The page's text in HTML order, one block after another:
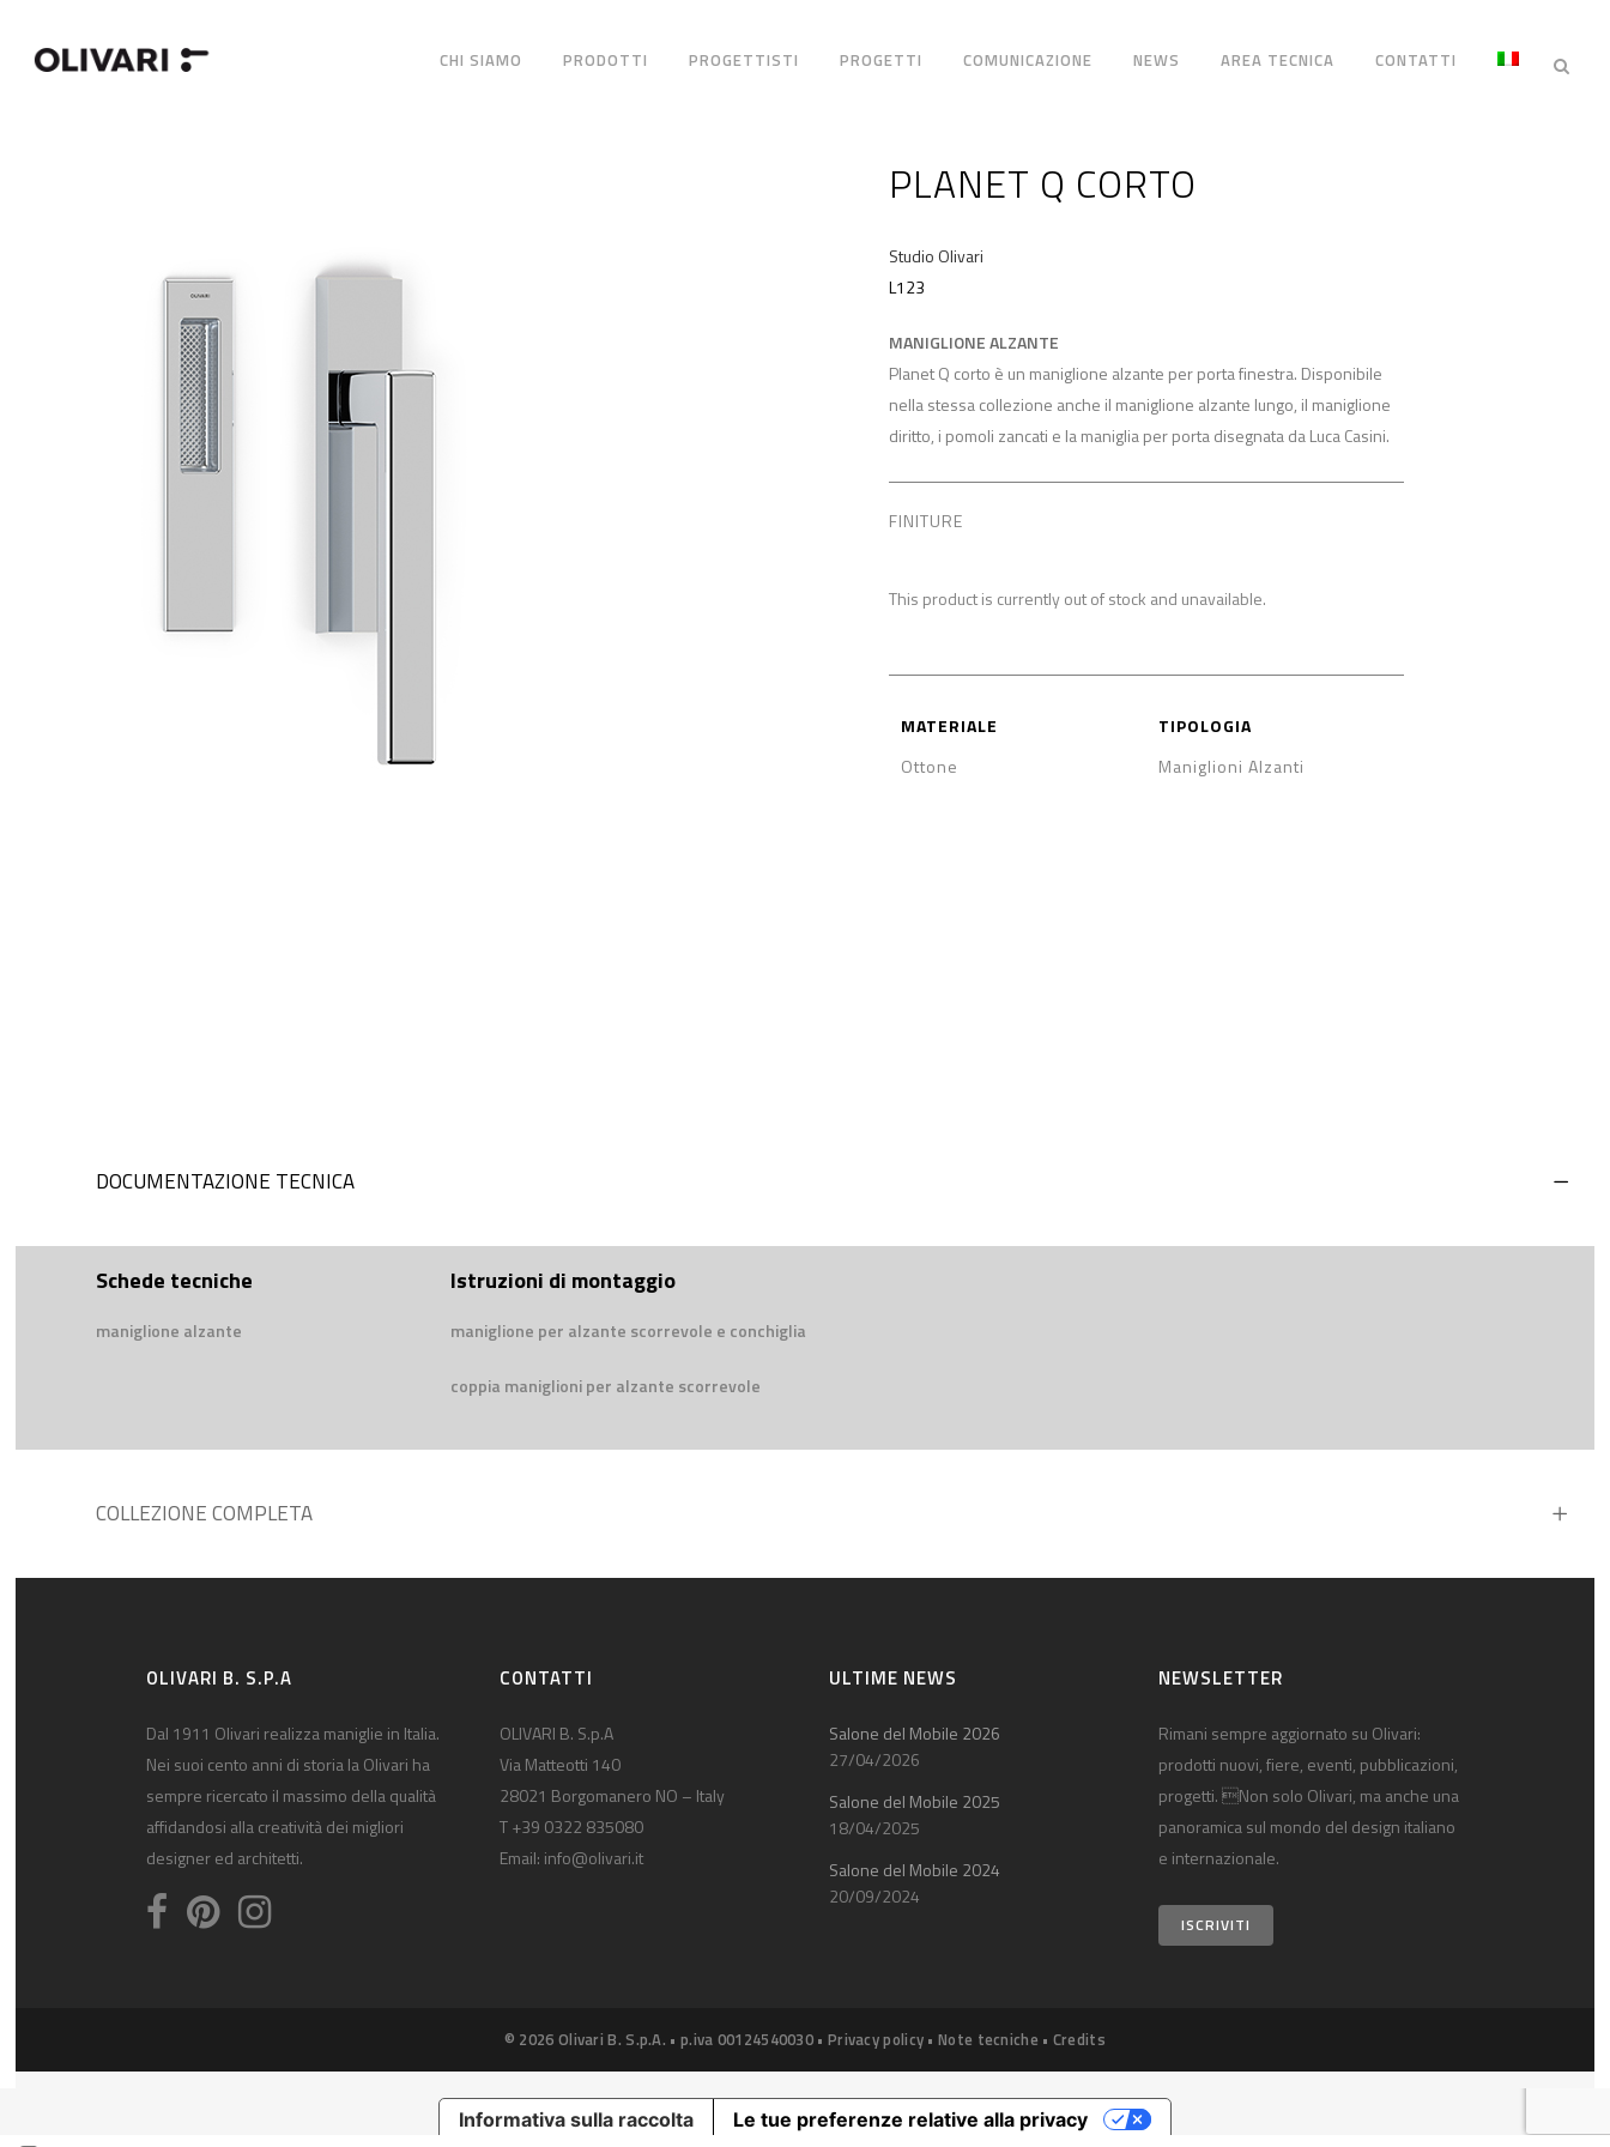
CHI SIAMO PRODOTTI PROGETTISTI PROGETTI COMUNICAZIONE NEWS AREA TECNICA CONTATTI
PLANET Q CORTO
Studio Olivari
L123
MANIGLIONE ALZANTE
Planet Q corto è un maniglione alzante per porta finestra. Disponibile
nella stessa collezione anche il maniglione alzante lungo, il maniglione
diritto, i pomoli zancati e la maniglia per porta disegnata da Luca Casini.
FINITURE
This product is currently out of stock and unavailable.
MATERIALE
Ottone
TIPOLOGIA
Maniglioni Alzanti
DOCUMENTAZIONE TECNICA
Schede tecniche
maniglione alzante
Istruzioni di montaggio
maniglione per alzante scorrevole e conchiglia
coppia maniglioni per alzante scorrevole
COLLEZIONE COMPLETA
OLIVARI B. S.P.A
Dal 1911 Olivari realizza maniglie in Italia.
Nei suoi cento anni di storia la Olivari ha
sempre ricercato il massimo della qualità
affidandosi alla creatività dei migliori
designer ed architetti.
CONTATTI
OLIVARI B. S.p.A
Via Matteotti 140
28021 Borgomanero NO – Italy
T +39 0322 835080
Email: info@olivari.it
ULTIME NEWS
Salone del Mobile 2026
27/04/2026
Salone del Mobile 2025
18/04/2025
Salone del Mobile 2024
20/09/2024
NEWSLETTER
Rimani sempre aggiornato su Olivari:
prodotti nuovi, fiere, eventi, pubblicazioni,
progetti. Non solo Olivari, ma anche una
panoramica sul mondo del design italiano
e internazionale.
ISCRIVITI
© 2026 Olivari B. S.p.A. • p.iva 00124540030 • Privacy policy •Note tecniche • Credits
Informativa sulla raccolta Le tue preferenze relative alla privacy